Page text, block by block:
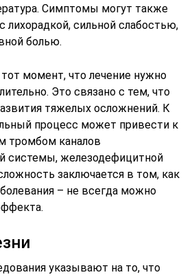
Симптомы могут также
лихорадкой, сильной слабостью,
болью.
момент, что лечение нужно
Это связано с тем, что
тяжелых осложнений. К
процесс может привести к
тромбом каналов
системы, железодефицитной
заключается в том, как
– не всегда можно
указывают на то, что